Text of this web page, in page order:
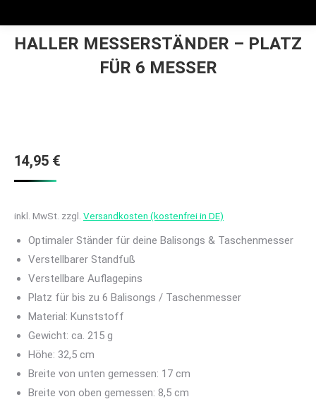
HALLER MESSERSTÄNDER – PLATZ
FÜR 6 MESSER
14,95 €
inkl. MwSt. zzgl. Versandkosten (kostenfrei in DE)
Optimaler Ständer für deine Balisongs & Taschenmesser
Verstellbarer Standfuß
Verstellbare Auflagepins
Platz für bis zu 6 Balisongs / Taschenmesser
Material: Kunststoff
Gewicht: ca. 215 g
Höhe: 32,5 cm
Breite von unten gemessen: 17 cm
Breite von oben gemessen: 8,5 cm